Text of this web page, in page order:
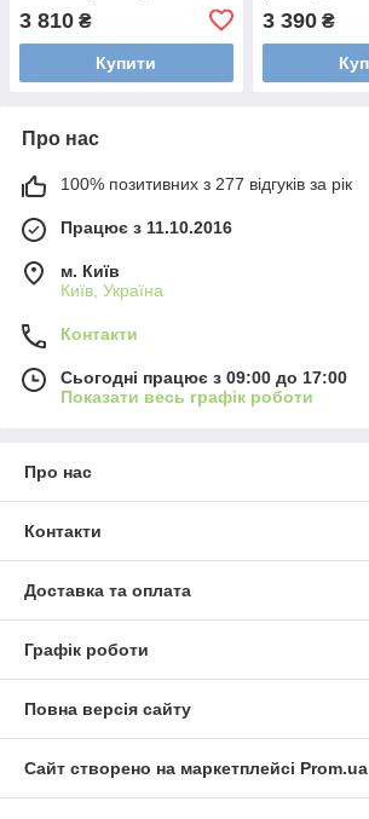
3 810 ₴
Купити
3 390₴
Про нас
100% позитивних з 277 відгуків за рік
Працює з 11.10.2016
м. Київ
Київ, Україна
Контакти
Сьогодні працює з 09:00 до 17:00
Показати весь графік роботи
Про нас
Контакти
Доставка та оплата
Графік роботи
Повна версія сайту
Сайт створено на маркетплейсі Prom.ua